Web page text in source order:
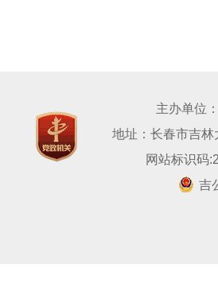
主办单位
地址：长春市吉
网站标识码
吉